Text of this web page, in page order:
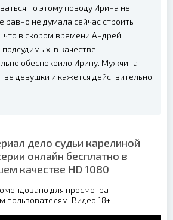
по этому поводу Ирина не
равно не думала сейчас строить
что в скором времени Андрей
в качестве
обеспокоило Ирину. Мужчина
девушки и кажется действительно
дело судьи карелиной
онлайн бесплатно в
качестве HD 1080
для просмотра
пользователям. Видео 18+